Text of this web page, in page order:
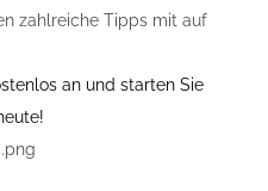
zahlreiche Tipps mit auf
an und starten Sie